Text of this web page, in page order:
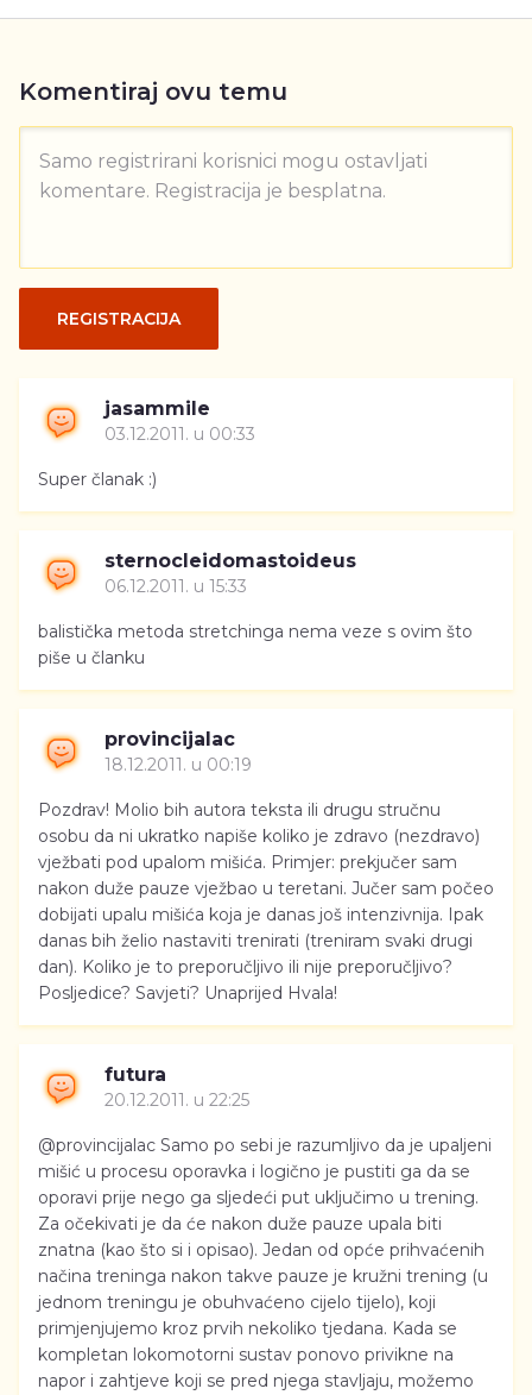
Komentiraj ovu temu
Samo registrirani korisnici mogu ostavljati
komentare. Registracija je besplatna.
REGISTRACIJA
jasammile
03.12.2011. u 00:33
Super članak :)
sternocleidomastoideus
06.12.2011. u 15:33
balistička metoda stretchinga nema veze s ovim što
piše u članku
provincijalac
18.12.2011. u 00:19
Pozdrav! Molio bih autora teksta ili drugu stručnu
osobu da ni ukratko napiše koliko je zdravo (nezdravo)
vježbati pod upalom mišića. Primjer: prekjučer sam
nakon duže pauze vježbao u teretani. Jučer sam počeo
dobijati upalu mišića koja je danas još intenzivnija. Ipak
danas bih želio nastaviti trenirati (treniram svaki drugi
dan). Koliko je to preporučljivo ili nije preporučljivo?
Posljedice? Savjeti? Unaprijed Hvala!
futura
20.12.2011. u 22:25
@provincijalac Samo po sebi je razumljivo da je upaljeni
mišić u procesu oporavka i logično je pustiti ga da se
oporavi prije nego ga sljedeći put uključimo u trening.
Za očekivati je da će nakon duže pauze upala biti
znatna (kao što si i opisao). Jedan od opće prihvaćenih
načina treninga nakon takve pauze je kružni trening (u
jednom treningu je obuhvaćeno cijelo tijelo), koji
primjenjujemo kroz prvih nekoliko tjedana. Kada se
kompletan lokomotorni sustav ponovo privikne na
napor i zahtjeve koji se pred njega stavljaju, možemo